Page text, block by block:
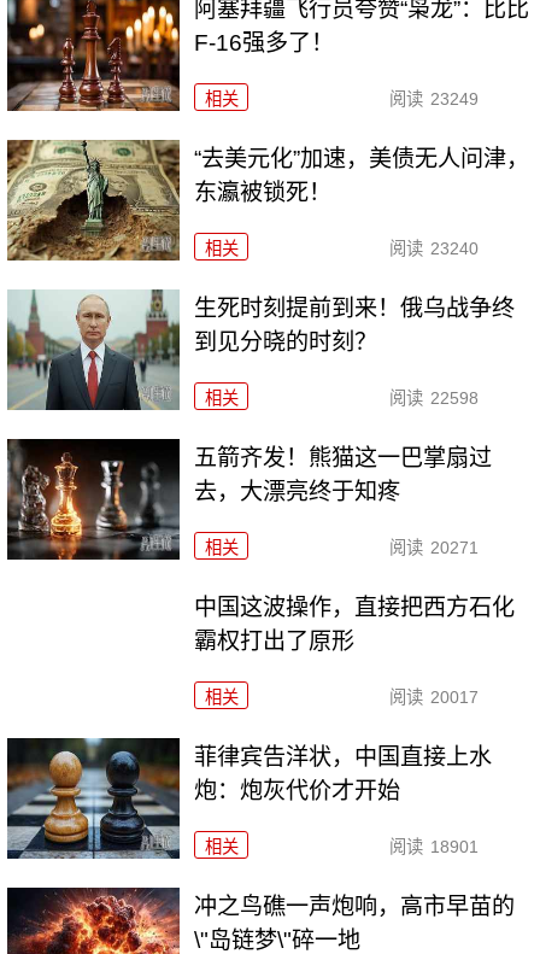
阿塞拜疆飞行员夸赞“枭龙”：比比
F-16强多了！
相关 阅读 23249
“去美元化”加速，美债无人问津，
东瀛被锁死！
相关 阅读 23240
生死时刻提前到来！俄乌战争终
到见分晓的时刻？
相关 阅读 22598
五箭齐发！熊猫这一巴掌扇过
去，大漂亮终于知疼
相关 阅读 20271
中国这波操作，直接把西方石化
霸权打出了原形
相关 阅读 20017
菲律宾告洋状，中国直接上水
炮：炮灰代价才开始
相关 阅读 18901
冲之鸟礁一声炮响，高市早苗的
\"岛链梦\"碎一地